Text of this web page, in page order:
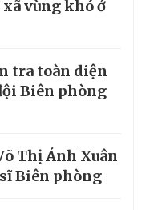
vùng khó ở
tra toàn diện
Biên phòng
Thị Ánh Xuân
Biên phòng